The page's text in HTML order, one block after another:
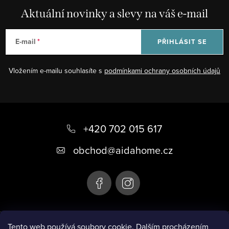
Tento web používá soubory cookie. Dalším procházením
Aktuální novinky a slevy na váš e-mail
E-mail
Vložením e-mailu souhlasíte s podmínkami ochrany osobních údajů
PŘIHLÁSIT SE
Instagram
+420 702 015 617
obchod@aidahome.cz